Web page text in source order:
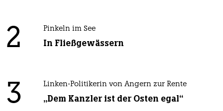
2 Pinkeln im See
In Fließgewässern
3 Linken-Politikerin von Angern zur Rente
„Dem Kanzler ist der Osten egal“